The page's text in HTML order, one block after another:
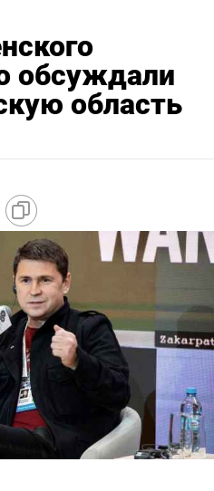
обсуждали
область